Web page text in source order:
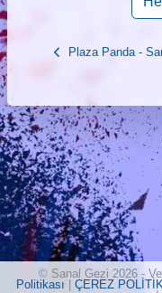
Plaza Panda -
© Sanal Gezi 2026 -
Politikası
ÇEREZ